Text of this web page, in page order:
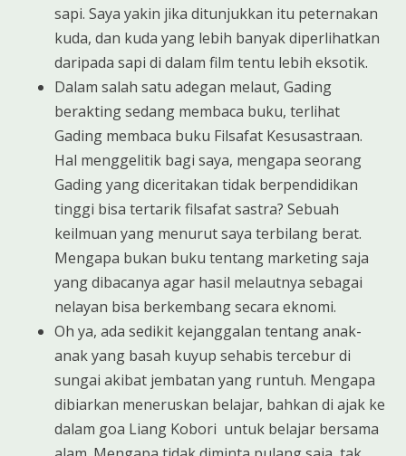
sapi. Saya yakin jika ditunjukkan itu peternakan
kuda, dan kuda yang lebih banyak diperlihatkan
daripada sapi di dalam film tentu lebih eksotik.
Dalam salah satu adegan melaut, Gading
berakting sedang membaca buku, terlihat
Gading membaca buku Filsafat Kesusastraan.
Hal menggelitik bagi saya, mengapa seorang
Gading yang diceritakan tidak berpendidikan
tinggi bisa tertarik filsafat sastra? Sebuah
keilmuan yang menurut saya terbilang berat.
Mengapa bukan buku tentang marketing saja
yang dibacanya agar hasil melautnya sebagai
nelayan bisa berkembang secara eknomi.
Oh ya, ada sedikit kejanggalan tentang anak-
anak yang basah kuyup sehabis tercebur di
sungai akibat jembatan yang runtuh. Mengapa
dibiarkan meneruskan belajar, bahkan di ajak ke
dalam goa Liang Kobori untuk belajar bersama